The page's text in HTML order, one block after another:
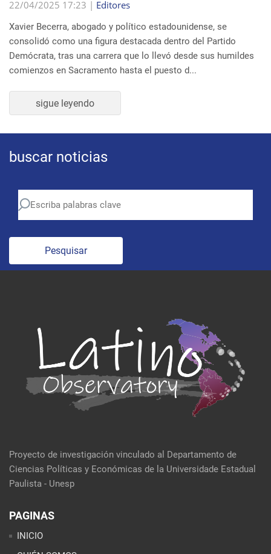
sigue leyendo
buscar noticias
Pesquisar
Proyecto de investigación vinculado al Departamento de
Ciencias Políticas y Económicas de la Universidade Estadual
Paulista - Unesp
QUIÉN SOMOS
EVENTOS
CULTURA Y SOCIEDAD
SEMBLANZA DE LA SEMANA